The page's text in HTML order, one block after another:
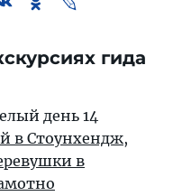
гида
день 14
в Стоунхендж,
в